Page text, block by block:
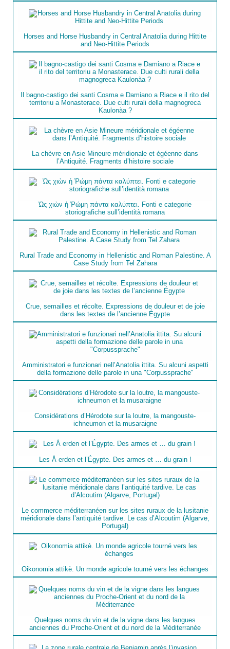
Horses and Horse Husbandry in Central Anatolia during Hittite
and Neo-Hittite Periods
Il bagno-castigo dei santi Cosma e Damiano a Riace e il rito del
territoriu a Monasterace. Due culti rurali della magnogreca
Kaulonà­a ?
La chèvre en Asie Mineure méridionale et égéenne dans
l’Antiquité. Fragments d’histoire sociale
Ὡς χιὼν ἡ Ῥώμη πάντα καλύπτει. Fonti e categorie
storiografiche sull’identità romana
Rural Trade and Economy in Hellenistic and Roman Palestine. A
Case Study from Tel Zahara
Crue, semailles et récolte. Expressions de douleur et de joie
dans les textes de l’ancienne Égypte
Amministratori e funzionari nell’Anatolia ittita. Su alcuni aspetti
della formazione delle parole in una "Corpussprache"
Considérations d’Hérodote sur la loutre, la mangouste-
ichneumon et la musaraigne
Les Å erden et l’Égypte. Des armes et … du grain !
Le commerce méditerranéen sur les sites ruraux de la lusitanie
méridionale dans l’antiquité tardive. Le cas d’Alcoutim (Algarve,
Portugal)
Oikonomia attikè. Un monde agricole tourné vers les échanges
Quelques noms du vin et de la vigne dans les langues
anciennes du Proche-Orient et du nord de la Méditerranée